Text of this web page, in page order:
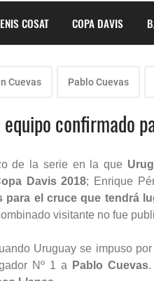
COSAT COPA DAVIS
Cuevas Pablo Cuevas
confirmado
de la serie en la que
Davis 2018; Enrique
el cruce que tendrá
visitante no fue
Uruguay se impuso
Nº 1 a
Pablo Cuevas